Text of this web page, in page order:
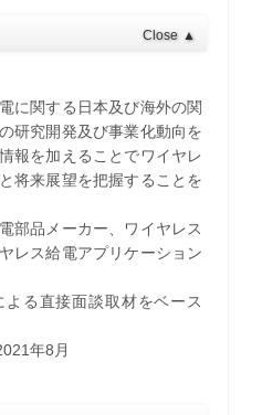
Close ▲
に関する日本及び海外の関
研究開発及び事業化動向を
報を加えることでワイヤレ
将来展望を把握することを
部品メーカー、ワイヤレス
レス給電アプリケーション
よる直接面談取材をベース
年8月